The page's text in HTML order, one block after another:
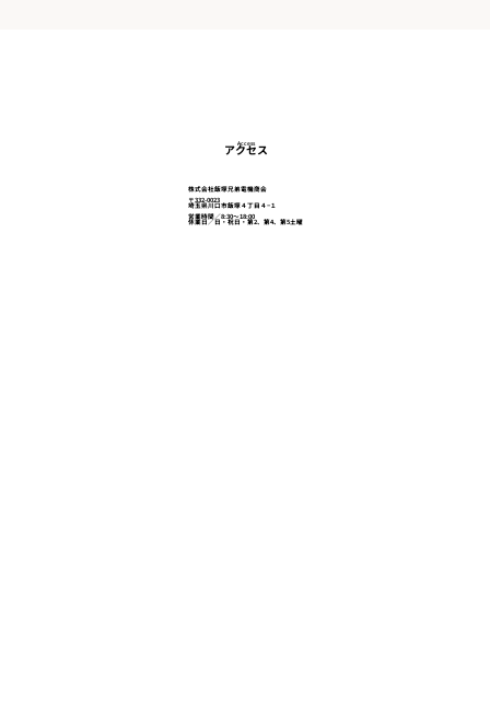
Access
アクセス
株式会社飯塚兄弟電機商会
〒332-0023
埼玉県川口市飯塚４丁目４−１
営業時間／8:30～18:00
休業日／日・祝日・第2、第4、第5土曜